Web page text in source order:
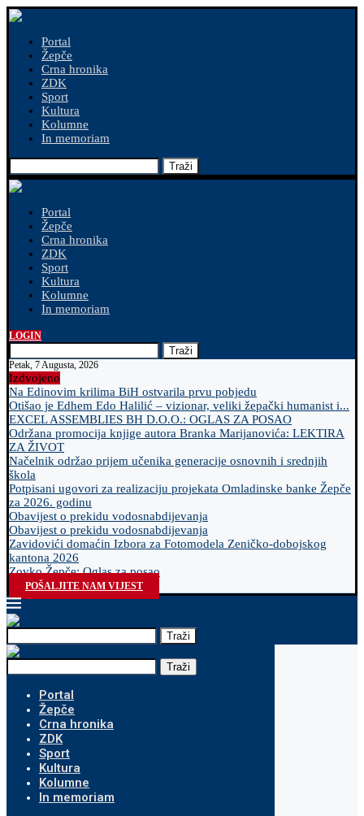
Portal
Žepče
Crna hronika
ZDK
Sport
Kultura
Kolumne
In memoriam
Traži
Portal
Žepče
Crna hronika
ZDK
Sport
Kultura
Kolumne
In memoriam
LOGIN
Traži
Petak, 7 Augusta, 2026
Izdvojeno
Na Edinovim krilima BiH ostvarila prvu pobjedu
Otišao je Edhem Edo Halilić – vizionar, veliki žepački humanist i...
EXCEL ASSEMBLIES BH D.O.O.: OGLAS ZA POSAO
Održana promocija knjige autora Branka Marijanovića: LEKTIRA
ZA ŽIVOT
Načelnik održao prijem učenika generacije osnovnih i srednjih
škola
Potpisani ugovori za realizaciju projekata Omladinske banke Žepče
za 2026. godinu
Obavijest o prekidu vodosnabdijevanja
Obavijest o prekidu vodosnabdijevanja
Zavidovići domaćin Izbora za Fotomodela Zeničko-dobojskog
kantona 2026
Zovko Žepče: Oglas za posao
POŠALJITE NAM VIJEST
Traži
Traži
Portal
Žepče
Crna hronika
ZDK
Sport
Kultura
Kolumne
In memoriam